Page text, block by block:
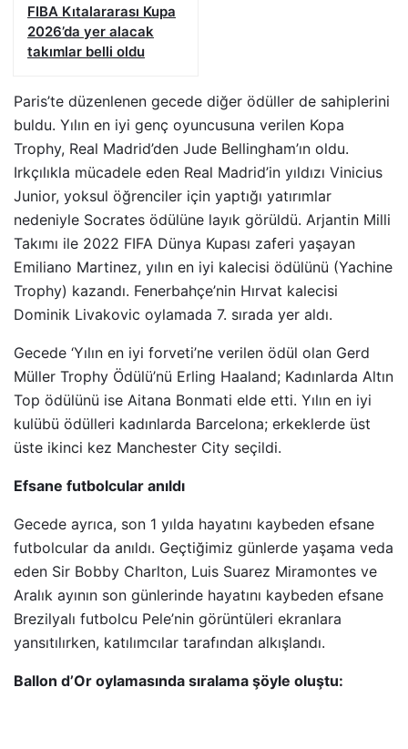
FIBA Kıtalararası Kupa
2026’da yer alacak
takımlar belli oldu
Paris’te düzenlenen gecede diğer ödüller de sahiplerini
buldu. Yılın en iyi genç oyuncusuna verilen Kopa
Trophy, Real Madrid’den Jude Bellingham’ın oldu.
Irkçılıkla mücadele eden Real Madrid’in yıldızı Vinicius
Junior, yoksul öğrenciler için yaptığı yatırımlar
nedeniyle Socrates ödülüne layık görüldü. Arjantin Milli
Takımı ile 2022 FIFA Dünya Kupası zaferi yaşayan
Emiliano Martinez, yılın en iyi kalecisi ödülünü (Yachine
Trophy) kazandı. Fenerbahçe’nin Hırvat kalecisi
Dominik Livakovic oylamada 7. sırada yer aldı.
Gecede ‘Yılın en iyi forveti’ne verilen ödül olan Gerd
Müller Trophy Ödülü’nü Erling Haaland; Kadınlarda Altın
Top ödülünü ise Aitana Bonmati elde etti. Yılın en iyi
kulübü ödülleri kadınlarda Barcelona; erkeklerde üst
üste ikinci kez Manchester City seçildi.
Efsane futbolcular anıldı
Gecede ayrıca, son 1 yılda hayatını kaybeden efsane
futbolcular da anıldı. Geçtiğimiz günlerde yaşama veda
eden Sir Bobby Charlton, Luis Suarez Miramontes ve
Aralık ayının son günlerinde hayatını kaybeden efsane
Brezilyalı futbolcu Pele’nin görüntüleri ekranlara
yansıtılırken, katılımcılar tarafından alkışlandı.
Ballon d’Or oylamasında sıralama şöyle oluştu: